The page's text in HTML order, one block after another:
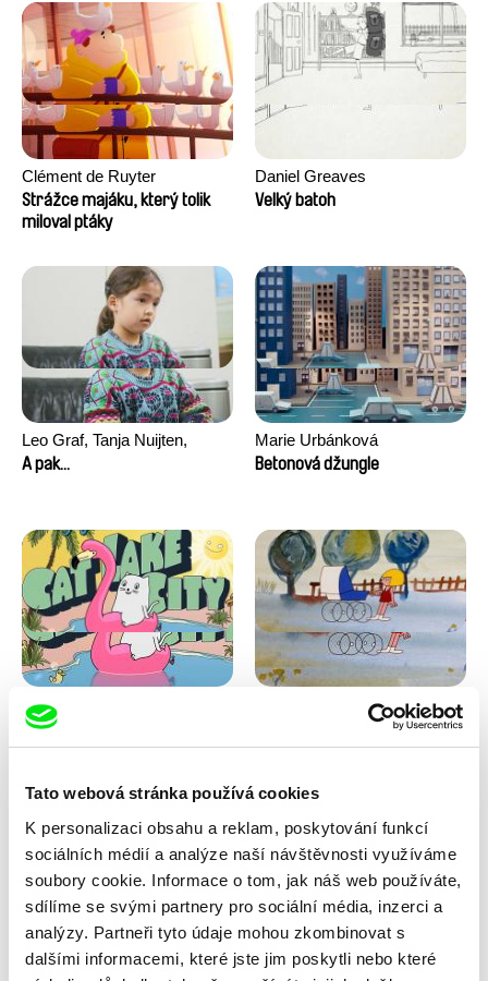
Tato webová stránka používá cookies
K personalizaci obsahu a reklam, poskytování funkcí
sociálních médií a analýze naší návštěvnosti využíváme
soubory cookie. Informace o tom, jak náš web používáte,
sdílíme se svými partnery pro sociální média, inzerci a
analýzy. Partneři tyto údaje mohou zkombinovat s
dalšími informacemi, které jste jim poskytli nebo které
Clément de Ruyter
Strážce majáku, který tolik
miloval ptáky
Daniel Greaves
Velký batoh
Leo Graf, Tanja Nuijten,
Raphael Stalder
A pak...
Marie Urbánková
Betonová džungle
Antje Heyn
Cat Lake City
Iva Ćirić Marita Mayer